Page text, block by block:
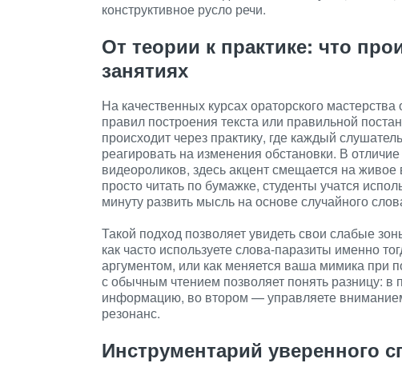
конструктивное русло речи.
От теории к практике: что
занятиях
На качественных курсах ораторского
правил построения текста или правильной
происходит через практику, где каждый
реагировать на изменения обстановки. В
видеороликов, здесь акцент смещается на
просто читать по бумажке, студенты учатся
минуту развить мысль на основе случайного
Такой подход позволяет увидеть свои слабые
как часто используете слова-паразиты именно
аргументом, или как меняется ваша мимика при
с обычным чтением позволяет понять разницу: в
информацию, во втором — управляете
резонанс.
Инструментарий уверенного